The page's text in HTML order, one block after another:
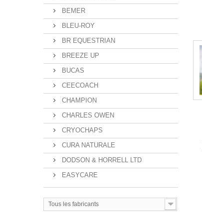
BEMER
BLEU-ROY
BR EQUESTRIAN
BREEZE UP
BUCAS
CEECOACH
CHAMPION
CHARLES OWEN
CRYOCHAPS
CURA NATURALE
DODSON & HORRELL LTD
EASYCARE
Tous les fabricants